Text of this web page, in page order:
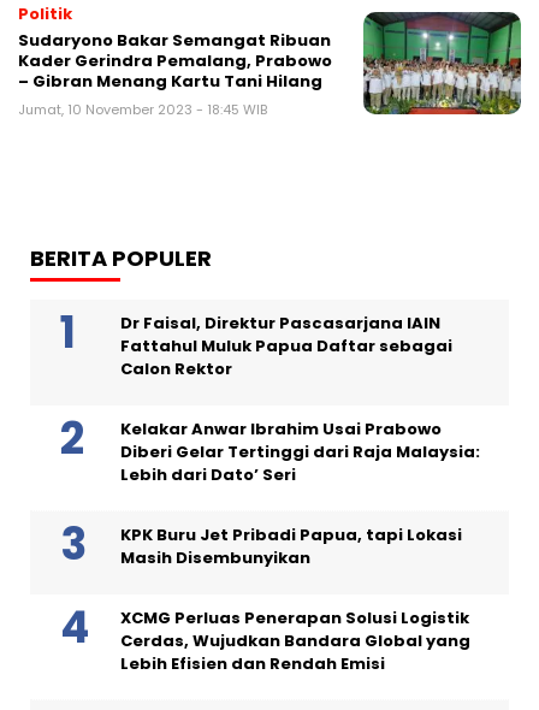
Politik
Sudaryono Bakar Semangat Ribuan
Kader Gerindra Pemalang, Prabowo
– Gibran Menang Kartu Tani Hilang
Jumat, 10 November 2023 - 18:45 WIB
BERITA POPULER
Dr Faisal, Direktur Pascasarjana IAIN
Fattahul Muluk Papua Daftar sebagai
Calon Rektor
Kelakar Anwar Ibrahim Usai Prabowo
Diberi Gelar Tertinggi dari Raja Malaysia:
Lebih dari Dato’ Seri
KPK Buru Jet Pribadi Papua, tapi Lokasi
Masih Disembunyikan
XCMG Perluas Penerapan Solusi Logistik
Cerdas, Wujudkan Bandara Global yang
Lebih Efisien dan Rendah Emisi